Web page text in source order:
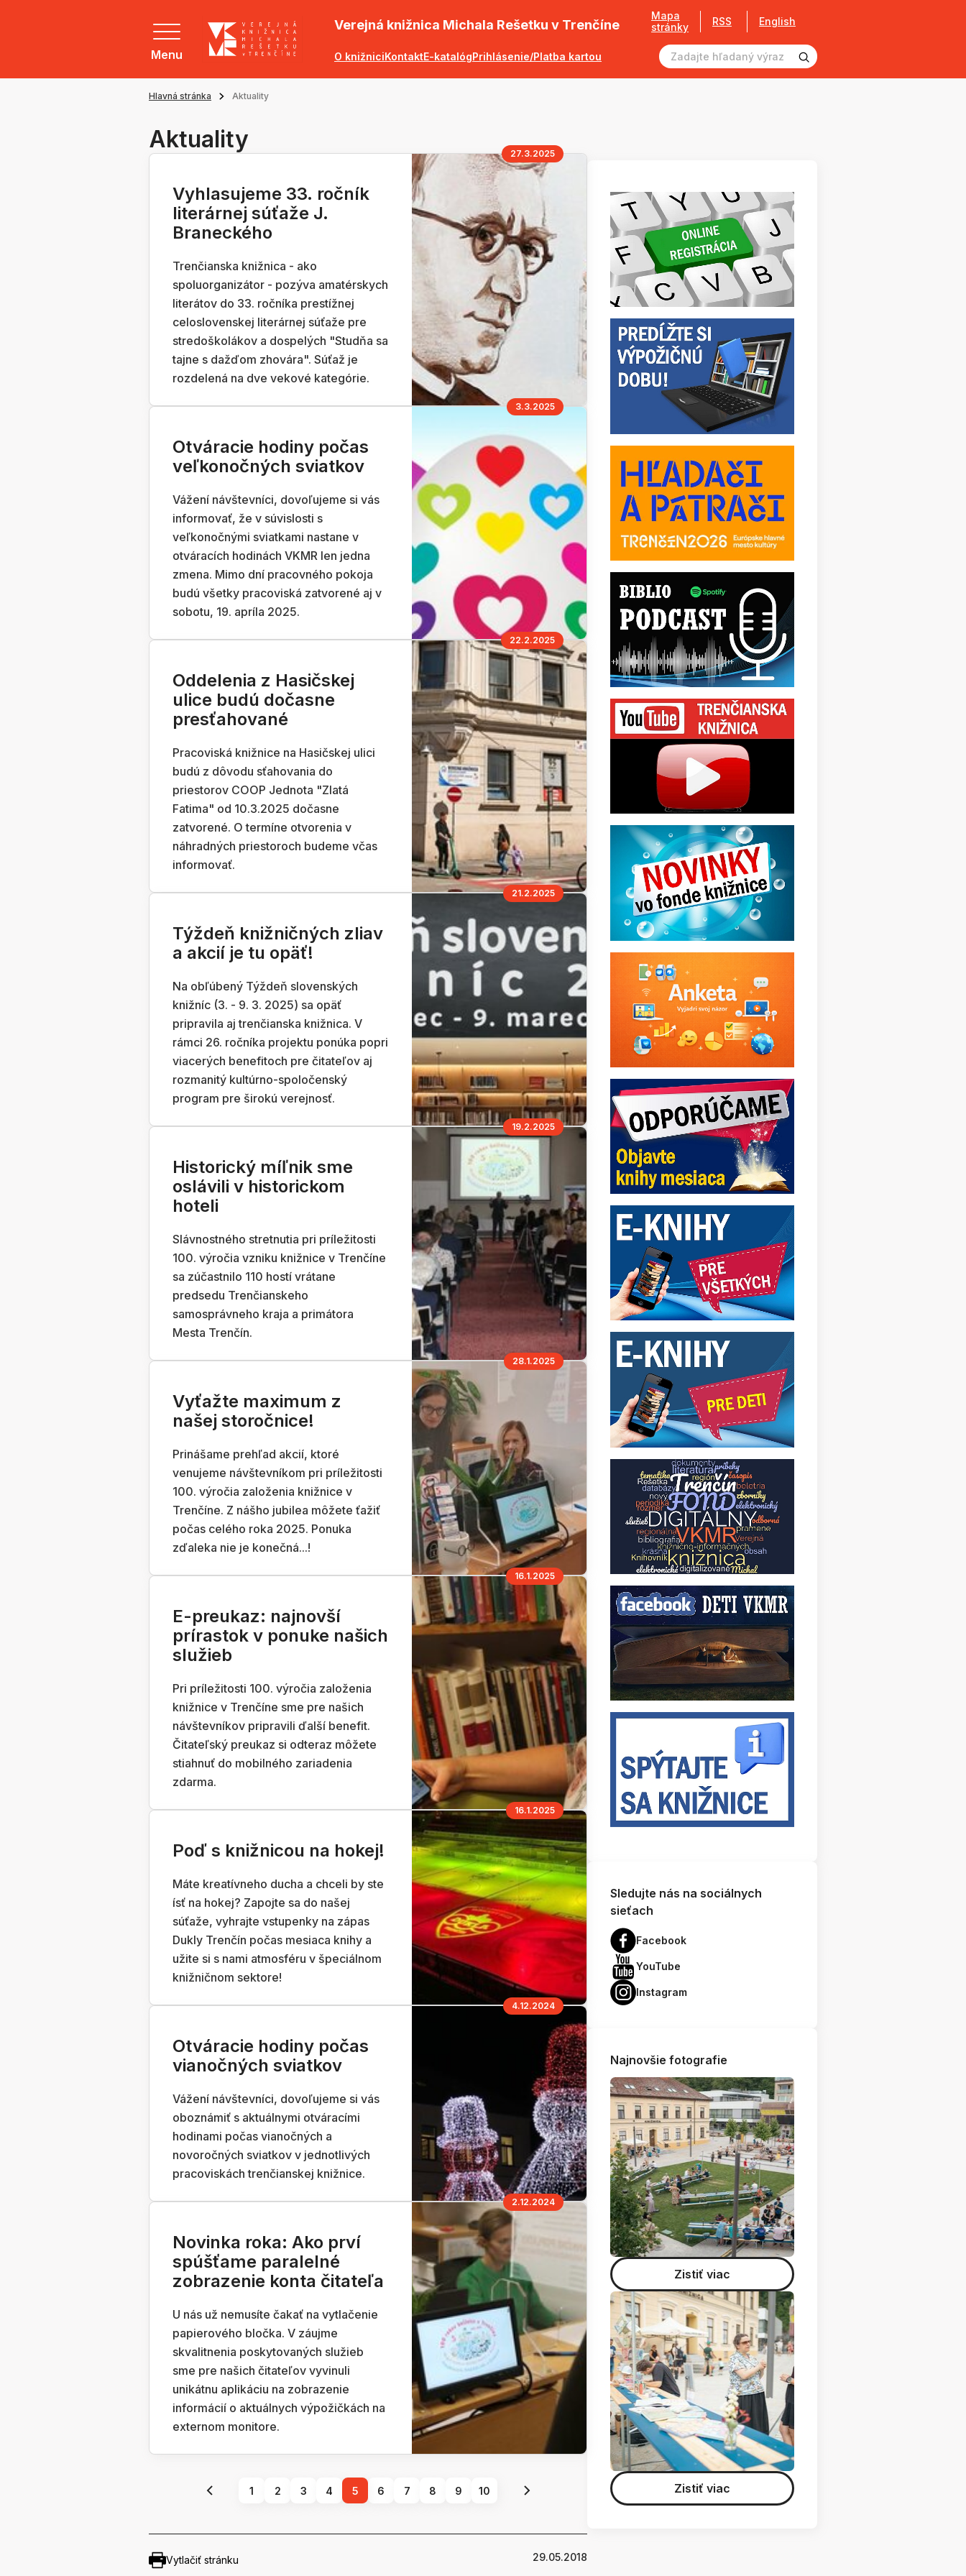
Menu
Verejná knižnica Michala Rešetku v Trenčíne
O knižniciKontaktE-katalógPrihlásenie/Platba kartou
Mapa
stránky
RSS English
Hlavná stránka Aktuality
Aktuality
27.3.2025
Vyhlasujeme 33. ročník
literárnej súťaže J.
Braneckého
Trenčianska knižnica - ako
spoluorganizátor - pozýva amatérskych
literátov do 33. ročníka prestížnej
celoslovenskej literárnej súťaže pre
stredoškolákov a dospelých "Studňa sa
tajne s dažďom zhovára". Súťaž je
rozdelená na dve vekové kategórie.
3.3.2025
Otváracie hodiny počas
veľkonočných sviatkov
Vážení návštevníci, dovoľujeme si vás
informovať, že v súvislosti s
veľkonočnými sviatkami nastane v
otváracích hodinách VKMR len jedna
zmena. Mimo dní pracovného pokoja
budú všetky pracoviská zatvorené aj v
sobotu, 19. apríla 2025.
22.2.2025
Oddelenia z Hasičskej
ulice budú dočasne
presťahované
Pracoviská knižnice na Hasičskej ulici
budú z dôvodu sťahovania do
priestorov COOP Jednota "Zlatá
Fatima" od 10.3.2025 dočasne
zatvorené. O termíne otvorenia v
náhradných priestoroch budeme včas
informovať.
21.2.2025
Týždeň knižničných zliav
a akcií je tu opäť!
Na obľúbený Týždeň slovenských
knižníc (3. - 9. 3. 2025) sa opäť
pripravila aj trenčianska knižnica. V
rámci 26. ročníka projektu ponúka popri
viacerých benefitoch pre čitateľov aj
rozmanitý kultúrno-spoločenský
program pre širokú verejnosť.
19.2.2025
Historický míľnik sme
oslávili v historickom
hoteli
Slávnostného stretnutia pri príležitosti
100. výročia vzniku knižnice v Trenčíne
sa zúčastnilo 110 hostí vrátane
predsedu Trenčianskeho
samosprávneho kraja a primátora
Mesta Trenčín.
28.1.2025
Vyťažte maximum z
našej storočnice!
Prinášame prehľad akcií, ktoré
venujeme návštevníkom pri príležitosti
100. výročia založenia knižnice v
Trenčíne. Z nášho jubilea môžete ťažiť
počas celého roka 2025. Ponuka
zďaleka nie je konečná...!
16.1.2025
E-preukaz: najnovší
prírastok v ponuke našich
služieb
Pri príležitosti 100. výročia založenia
knižnice v Trenčíne sme pre našich
návštevníkov pripravili ďalší benefit.
Čitateľský preukaz si odteraz môžete
stiahnuť do mobilného zariadenia
zdarma.
16.1.2025
Poď s knižnicou na hokej!
Máte kreatívneho ducha a chceli by ste
ísť na hokej? Zapojte sa do našej
súťaže, vyhrajte vstupenky na zápas
Dukly Trenčín počas mesiaca knihy a
užite si s nami atmosféru v špeciálnom
knižničnom sektore!
4.12.2024
Otváracie hodiny počas
vianočných sviatkov
Vážení návštevníci, dovoľujeme si vás
oboznámiť s aktuálnymi otváracími
hodinami počas vianočných a
novoročných sviatkov v jednotlivých
pracoviskách trenčianskej knižnice.
2.12.2024
Novinka roka: Ako prví
spúšťame paralelné
zobrazenie konta čitateľa
U nás už nemusíte čakať na vytlačenie
papierového bločka. V záujme
skvalitnenia poskytovaných služieb
sme pre našich čitateľov vyvinuli
unikátnu aplikáciu na zobrazenie
informácií o aktuálnych výpožičkách na
externom monitore.
1 2 3 4 5 6 7 8 9 10
Vytlačiť stránku 29.05.2018
Sledujte nás na sociálnych
sieťach
Facebook
YouTube
Instagram
Najnovšie fotografie
Zistiť viac
Zistiť viac